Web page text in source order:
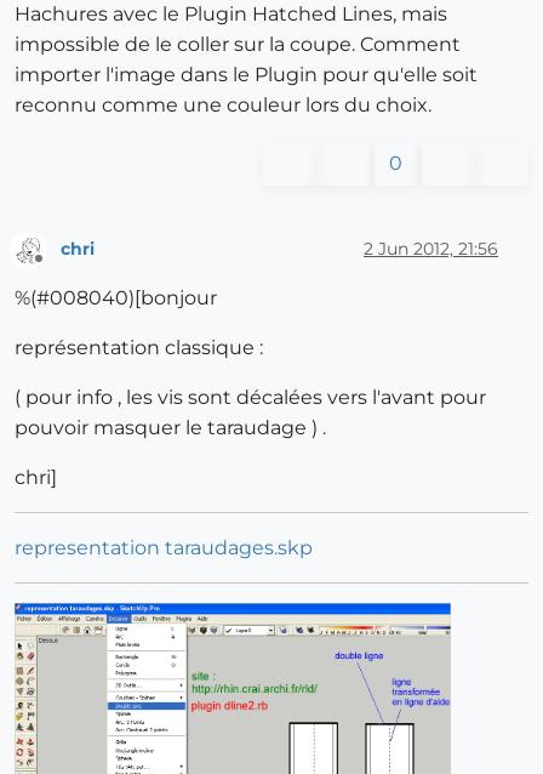
Hachures avec le Plugin Hatched Lines, mais
impossible de le coller sur la coupe. Comment
importer l'image dans le Plugin pour qu'elle soit
reconnu comme une couleur lors du choix.
0
chri 2 Jun 2012, 21:56
%(#008040)[bonjour
représentation classique :
( pour info , les vis sont décalées vers l'avant pour
pouvoir masquer le taraudage ) .
chri]
representation taraudages.skp